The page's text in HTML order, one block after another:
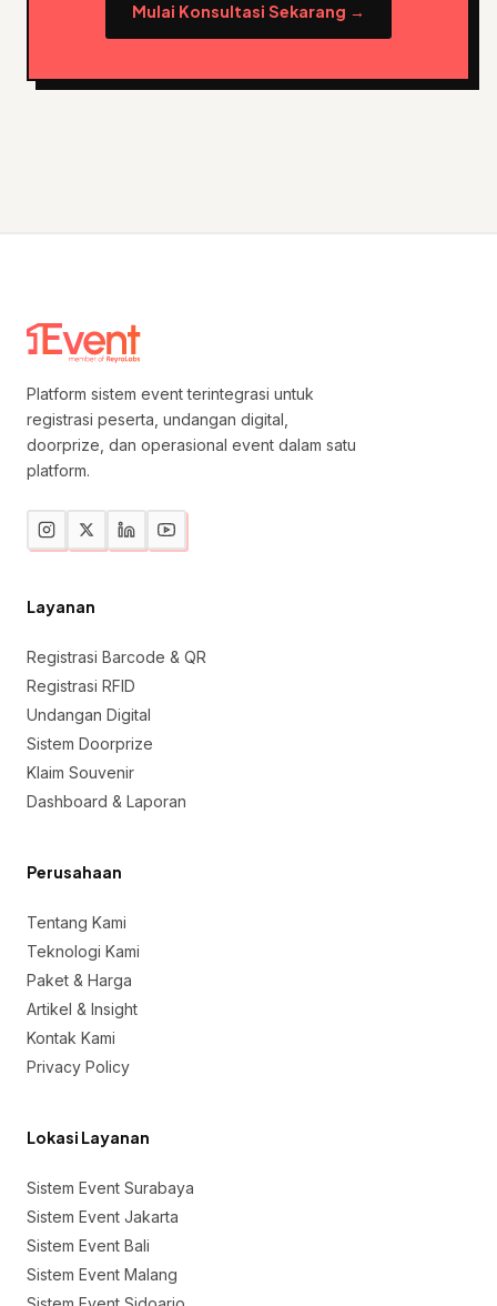
Mulai Konsultasi Sekarang →
Platform sistem event terintegrasi untuk
registrasi peserta, undangan digital,
doorprize, dan operasional event dalam satu
platform.
Layanan
Registrasi Barcode & QR
Registrasi RFID
Undangan Digital
Sistem Doorprize
Klaim Souvenir
Dashboard & Laporan
Perusahaan
Tentang Kami
Teknologi Kami
Paket & Harga
Artikel & Insight
Kontak Kami
Privacy Policy
Lokasi Layanan
Sistem Event Surabaya
Sistem Event Jakarta
Sistem Event Bali
Sistem Event Malang